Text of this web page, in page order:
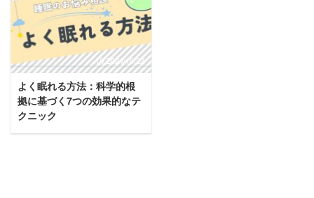
2024/10/22
よく眠れる方法：科学的根
拠に基づく7つの効果的なテ
クニック